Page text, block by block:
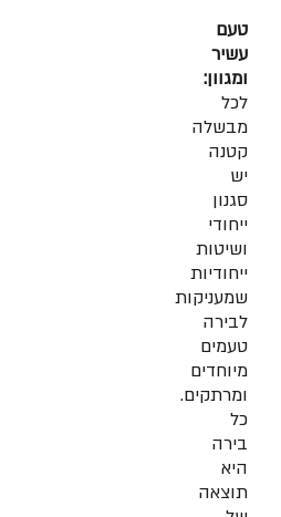
טעם
עשיר
ומגוון:
לכל
מבשלה
קטנה
יש
סגנון
ייחודי
ושיטות
ייחודיות
שמעניקות
לבירה
טעמים
מיוחדים
ומרתקים.
כל
בירה
היא
תוצאה